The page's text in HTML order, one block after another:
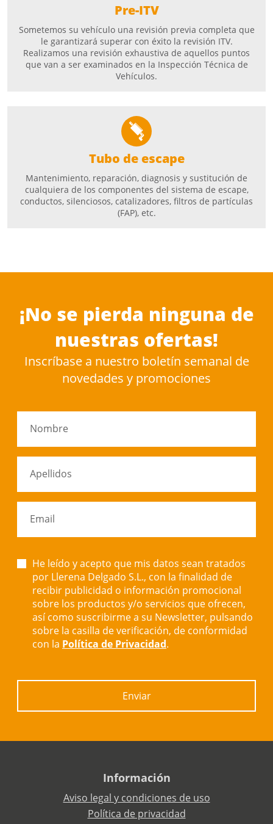
Pre-ITV
Sometemos su vehículo una revisión previa completa que
le garantizará superar con éxito la revisión ITV.
Realizamos una revisión exhaustiva de aquellos puntos
que van a ser examinados en la Inspección Técnica de
Vehículos.
Tubo de escape
Mantenimiento, reparación, diagnosis y sustitución de
cualquiera de los componentes del sistema de escape,
conductos, silenciosos, catalizadores, filtros de partículas
(FAP), etc.
¡No se pierda ninguna de
nuestras ofertas!
Inscríbase a nuestro boletín semanal de
novedades y promociones
Nombre
Apellidos
Email
He leído y acepto que mis datos sean tratados
por Llerena Delgado S.L., con la finalidad de
recibir publicidad o información promocional
sobre los productos y/o servicios que ofrecen,
así como suscribirme a su Newsletter, pulsando
sobre la casilla de verificación, de conformidad
con la Política de Privacidad.
Enviar
Información
Aviso legal y condiciones de uso
Política de privacidad